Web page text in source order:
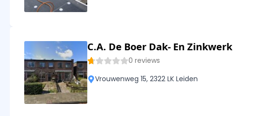
C.A. De Boer Dak- En Zinkwerk
0 reviews
Vrouwenweg 15, 2322 LK Leiden